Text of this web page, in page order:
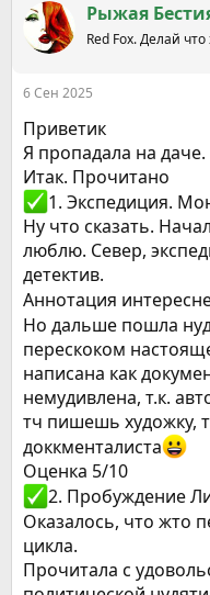
Рыжая
Red Fox. Делай
6 Сен 2025
Приветик
Я пропадала на даче.
Итак. Прочитано
️1. Экспедиция.
Ну что сказать.
люблю. Север,
детектив.
Аннотация
Но дальше пошла
перескоком
написана как
немудивлена, т.к.
тч пишешь художку,
доккменталиста
Оценка 5/10
️2. Пробуждение
Оказалось, что жто
цикла.
Прочитала с